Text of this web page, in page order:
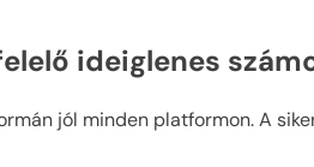
ideiglenes
jól minden platformon. A